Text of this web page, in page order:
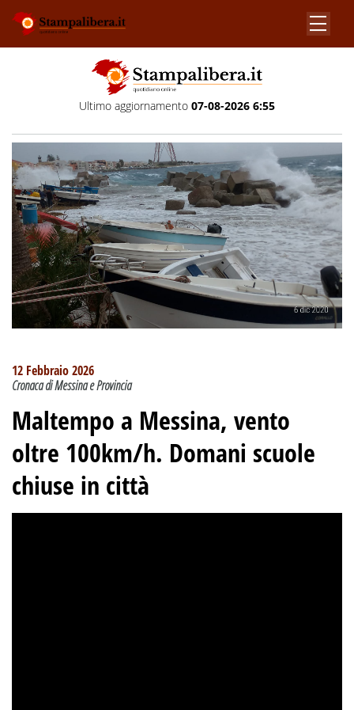
Ultimo aggiornamento 07-08-2026 6:55
12 Febbraio 2026
Cronaca di Messina e Provincia
Maltempo a Messina, vento
oltre 100km/h. Domani scuole
chiuse in città